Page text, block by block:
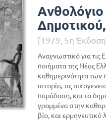
Ανθολόγιο
[1979, 5η
Αναγνωστικό για τις
ποιήματα της Νέας
καθημερινότητα των
ιστορία, τις
παράδοση, και τα
γραμμένα στην
βίο, και ερμηνευτικό